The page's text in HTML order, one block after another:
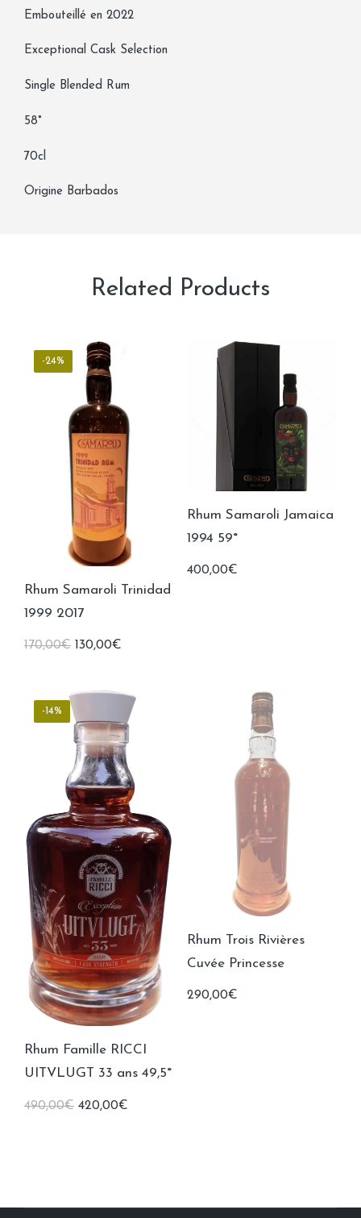
Embouteillé en 2022
Exceptional Cask Selection
Single Blended Rum
58°
70cl
Origine Barbados
Related Products
-24%
Rhum Samaroli Trinidad
1999 2017
170,00€ Le
170,00€.
130,00€
130,00€.
Rhum Samaroli Jamaica
1994 59°
400,00€
-14%
Rhum Famille RICCI
UITVLUGT 33 ans 49,5°
490,00€ Le
420,00€
Rhum Trois Rivières
Cuvée Princesse
290,00€